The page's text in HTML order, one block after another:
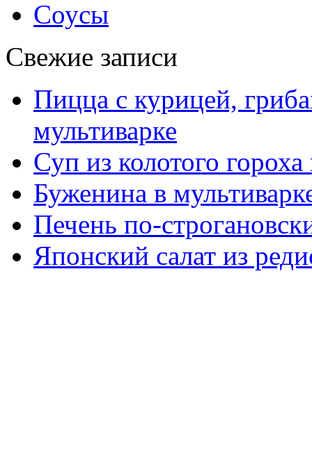
Соусы
Свежие записи
Пицца с курицей,
мультиварке
Суп из колотого
Буженина в
Печень по-
Японский салат из